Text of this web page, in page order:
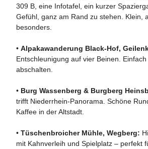
309 B, eine Infotafel, ein kurzer
Gefühl, ganz am Rand zu stehen. Klein,
besonders.
• Alpakawanderung Black-Hof,
Entschleunigung auf vier Beinen.
abschalten.
• Burg Wassenberg & Burgberg
trifft Niederrhein-Panorama. Schöne
Kaffee in der Altstadt.
• Tüschenbroicher Mühle, Wegberg:
mit Kahnverleih und Spielplatz – perfekt